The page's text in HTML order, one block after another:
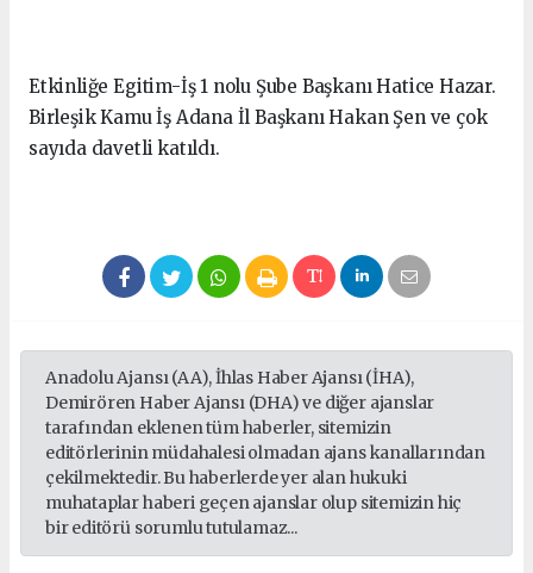
Etkinliğe Egitim-İş 1 nolu Şube Başkanı Hatice Hazar.
Birleşik Kamu İş Adana İl Başkanı Hakan Şen ve çok
sayıda davetli katıldı.
Anadolu Ajansı (AA), İhlas Haber Ajansı (İHA),
Demirören Haber Ajansı (DHA) ve diğer ajanslar
tarafından eklenen tüm haberler, sitemizin
editörlerinin müdahalesi olmadan ajans kanallarından
çekilmektedir. Bu haberlerde yer alan hukuki
muhataplar haberi geçen ajanslar olup sitemizin hiç
bir editörü sorumlu tutulamaz...